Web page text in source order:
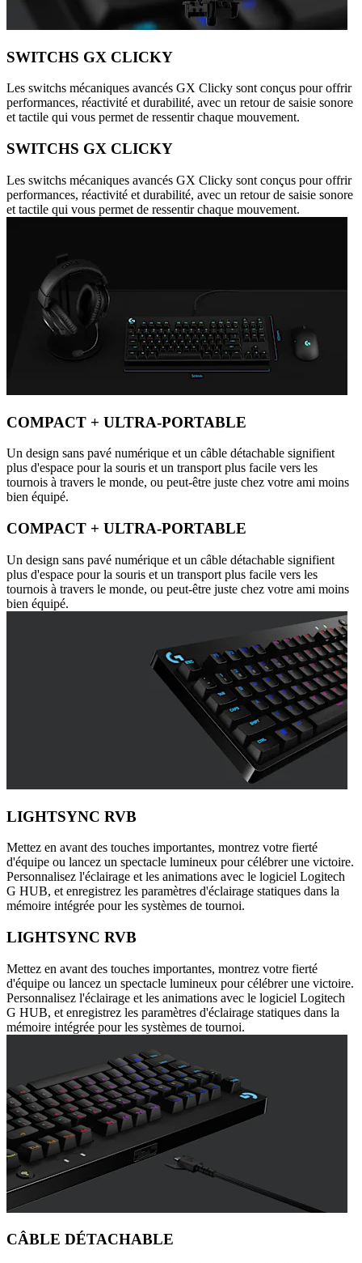
SWITCHS GX CLICKY
Les switchs mécaniques avancés GX Clicky sont conçus pour offrir
performances, réactivité et durabilité, avec un retour de saisie sonore
et tactile qui vous permet de ressentir chaque mouvement.
SWITCHS GX CLICKY
Les switchs mécaniques avancés GX Clicky sont conçus pour offrir
performances, réactivité et durabilité, avec un retour de saisie sonore
et tactile qui vous permet de ressentir chaque mouvement.
COMPACT + ULTRA-PORTABLE
Un design sans pavé numérique et un câble détachable signifient
plus d'espace pour la souris et un transport plus facile vers les
tournois à travers le monde, ou peut-être juste chez votre ami moins
bien équipé.
COMPACT + ULTRA-PORTABLE
Un design sans pavé numérique et un câble détachable signifient
plus d'espace pour la souris et un transport plus facile vers les
tournois à travers le monde, ou peut-être juste chez votre ami moins
bien équipé.
LIGHTSYNC RVB
Mettez en avant des touches importantes, montrez votre fierté
d'équipe ou lancez un spectacle lumineux pour célébrer une victoire.
Personnalisez l'éclairage et les animations avec le logiciel Logitech
G HUB, et enregistrez les paramètres d'éclairage statiques dans la
mémoire intégrée pour les systèmes de tournoi.
LIGHTSYNC RVB
Mettez en avant des touches importantes, montrez votre fierté
d'équipe ou lancez un spectacle lumineux pour célébrer une victoire.
Personnalisez l'éclairage et les animations avec le logiciel Logitech
G HUB, et enregistrez les paramètres d'éclairage statiques dans la
mémoire intégrée pour les systèmes de tournoi.
CÂBLE DÉTACHABLE